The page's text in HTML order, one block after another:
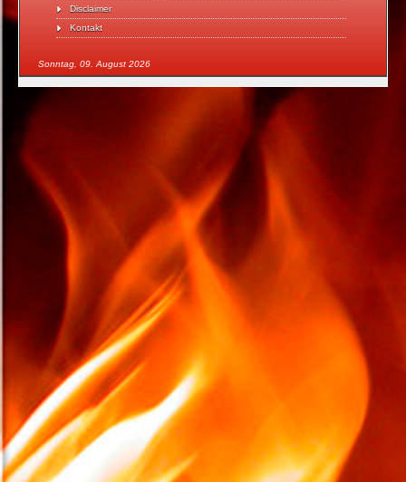
Disclaimer
Kontakt
Sonntag, 09. August 2026